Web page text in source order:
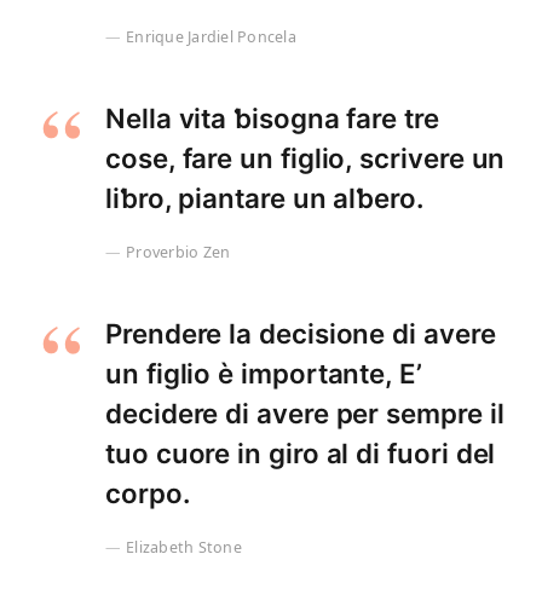
Enrique Jardiel Poncela
Nella vita ƅisogna fare tre
cose, fare un figlio, scrivere un
liƅro, piantare un alƅero.
Proverbio Zen
Prendere la decisione di avere
un figlio è importante, E’
decidere di avere per sempre il
tuo cuore in giro al di fuori del
corpo.
Elizabeth Stone